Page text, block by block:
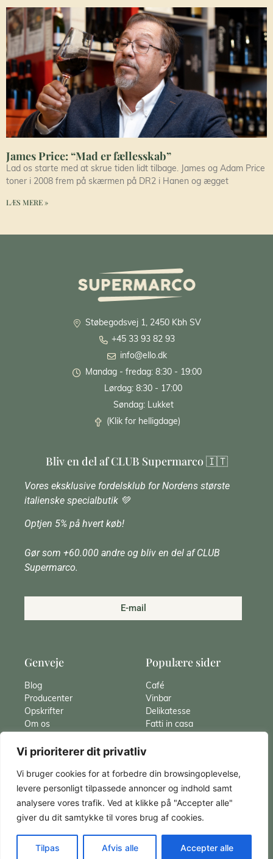
Vi prioriterer dit privatliv
Vi bruger cookies for at forbedre din browsingoplevelse,
levere personligt tilpassede annoncer og indhold samt
analysere vores trafik. Ved at klikke på "Accepter alle"
giver du dit samtykke til vores brug af cookies.
Tilpas Afvis alle Accepter alle
James Price: “Mad er fællesskab”
Lad os starte med at skrue tiden lidt tilbage. James og Adam Price
toner i 2008 frem på skærmen på DR2 i Hanen og ægget
LÆS MERE »
Støbegodsvej 1, 2450 Kbh SV
+45 33 93 82 93
info@ello.dk
Mandag - fredag: 8:30 - 19:00
Lørdag: 8:30 - 17:00
Søndag: Lukket
(Klik for helligdage)
Bliv en del af CLUB Supermarco 🇮🇹
Vores eksklusive fordelsklub for Nordens største
italienske specialbutik 💚
Optjen 5% på hvert køb!
Gør som +60.000 andre og bliv en del af CLUB
Supermarco.
E-mail
Genveje
Blog
Producenter
Opskrifter
Om os
Pasta
Kontakt
Populære sider
Café
Vinbar
Delikatesse
Fatti in casa
Italiensk vin
Panettone
Supermarco | CVR: 29135002